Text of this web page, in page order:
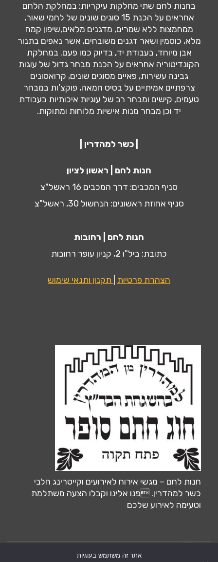
בחנות לחם שתי מחלקות עיקריות: במחלקת הלחם
אחראים על הכנת 15 סוגים שונים של לחמי שאור,
ממחמצות ללא שמרים, מדגנים מלאים,שיפון קמח
מלא, כוסמין ושאר דגנים משובחים, אשר נאפים בתנור
אבן מיוחד, בעבודת יד, בדיוק כמו פעם. במחלקת
הקונדיטוריה אחראים על הכנת מבחר גדול של עוגות
גבינה עשירות, פאיים מסוגים שונים, קרואסונים
צרפתיים אמיתיים על בסיס חמאה, פוקצ'ות במבחר
טעמים, קישים ומבחר רב של עוגיות איכותיות בעבודת
יד וכן מבחר מנות אישיות מלוחות ומתוקות.
| כשר למהדרין |
חנות לחם | ראשון לציון
סניף המכבים: דרך המכבים 16 ראשל"צ
סניף אחוזת ראשונים: הנחשול 30, ראשל"צ
חנות לחם | רחובות
כתובת: ביל"ו 2, קניון עופר רחובות
הצהרת פרטיות תקנון ותנאי שימוש
חנות לחם – מגשי אירוח לאירועים וקייטרינג חלבי
כשר למהדרין. פנו אלינו וקבלו הצעה משתלמת
וטעימה לאירוע שלכם
אתר זה משתמש בעוגיותצרו קשר